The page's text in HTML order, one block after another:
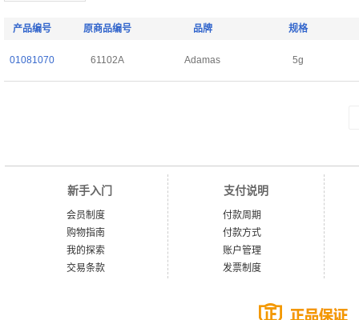
产品编号 原商品编号 品牌 规格
01081070 61102A Adamas 5g
新手入门
会员制度
购物指南
我的探索
交易条款
支付说明
付款周期
付款方式
账户管理
发票制度